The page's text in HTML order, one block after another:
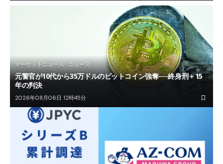
マーケットニュース ニュース
元警官が10代から35万ドルのビットコイン強奪──終身刑＋15
年の判決
2026年08月06日 12時45分